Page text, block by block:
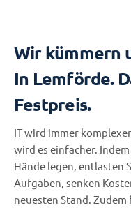
Wir kümmern
In Lemförde.
Festpreis.
IT wird immer
wird es einfacher.
Hände legen, entlasten
Aufgaben, senken
neuesten Stand.